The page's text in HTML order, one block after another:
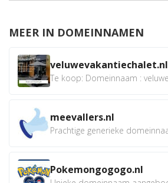
MEER IN DOMEINNAMEN
veluwevakantiechalet.nl
meevallers.nl
Pokemongogogo.nl